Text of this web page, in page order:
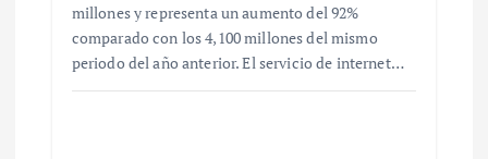
millones y representa un aumento del 92%
comparado con los 4,100 millones del mismo
periodo del año anterior. El servicio de internet…